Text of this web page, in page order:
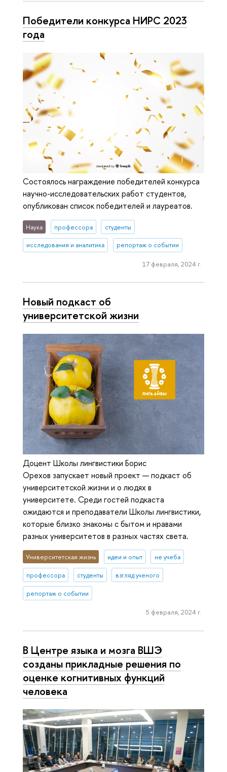
Победители конкурса НИРС 2023
года
Состоялось награждение победителей конкурса
научно-исследовательских работ студентов,
опубликован список победителей и лауреатов.
Наука профессора студенты
исследования и аналитика репортаж о событии
17 февраля, 2024 г.
Новый подкаст об
университетской жизни
Доцент Школы лингвистики Борис
Орехов запускает новый проект — подкаст об
университетской жизни и о людях в
университете. Среди гостей подкаста
ожидаются и преподаватели Школы лингвистики,
которые близко знакомы с бытом и нравами
разных университетов в разных частях света.
Университетская жизнь идеи и опыт не учеба
профессора студенты взгляд ученого
репортаж о событии
5 февраля, 2024 г.
В Центре языка и мозга ВШЭ
созданы прикладные решения по
оценке когнитивных функций
человека